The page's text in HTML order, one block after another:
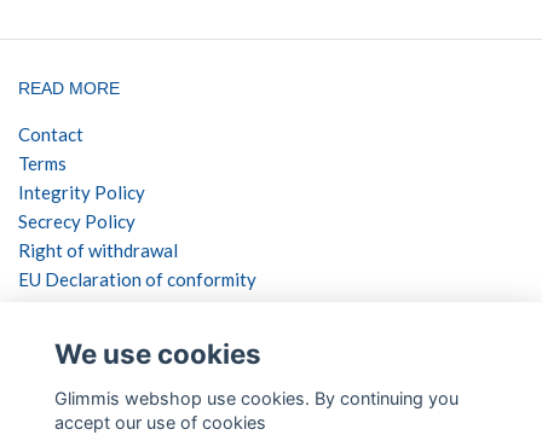
READ MORE
Contact
Terms
Integrity Policy
Secrecy Policy
Right of withdrawal
EU Declaration of conformity
SOCIAL NETWORKS
We use cookies
Glimmis webshop use cookies. By continuing you
accept our use of cookies